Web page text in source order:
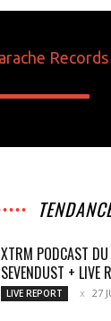
XTRM PODCAST
SEVENDUST + LIVE
LIVE REPORT 27